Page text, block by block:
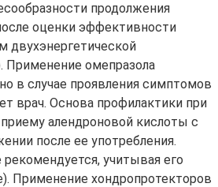
продолжения
оценки эффективности
двухэнергетической
Применение омепразола
в случае проявления симптомов
врач. Основа профилактики при
алендроновой кислоты с
после ее употребления.
учитывая его
Применение хондропротекторов